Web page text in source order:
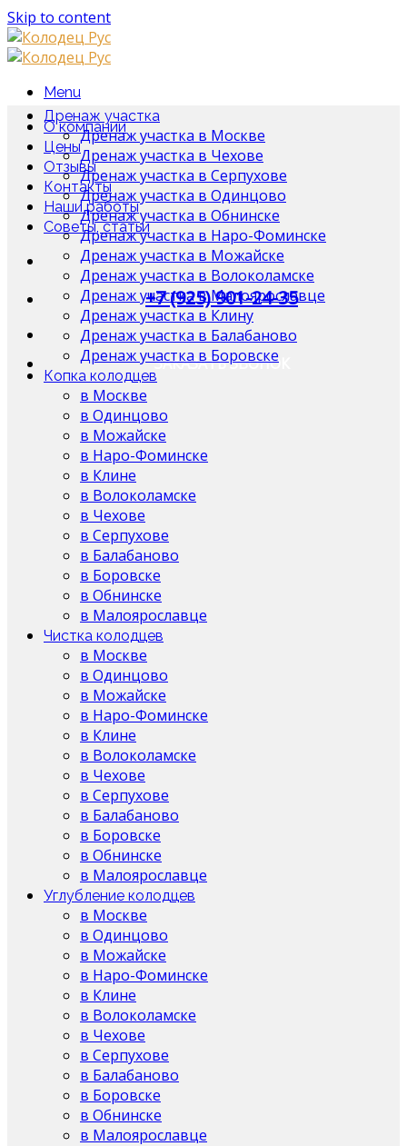
Skip to content
Menu
О компании
Цены
Отзывы
Контакты
Наши работы
Советы, статьи
+7 (925) 901-24-35
ЗАКАЗАТЬ ЗВОНОК
Дренаж участка
Дренаж участка в Москве
Дренаж участка в Чехове
Дренаж участка в Серпухове
Дренаж участка в Одинцово
Дренаж участка в Обнинске
Дренаж участка в Наро-Фоминске
Дренаж участка в Можайске
Дренаж участка в Волоколамске
Дренаж участка в Малоярославце
Дренаж участка в Клину
Дренаж участка в Балабаново
Дренаж участка в Боровске
Копка колодцев
в Москве
в Одинцово
в Можайске
в Наро-Фоминске
в Клине
в Волоколамске
в Чехове
в Серпухове
в Балабаново
в Боровске
в Обнинске
в Малоярославце
Чистка колодцев
в Москве
в Одинцово
в Можайске
в Наро-Фоминске
в Клине
в Волоколамске
в Чехове
в Серпухове
в Балабаново
в Боровске
в Обнинске
в Малоярославце
Углубление колодцев
в Москве
в Одинцово
в Можайске
в Наро-Фоминске
в Клине
в Волоколамске
в Чехове
в Серпухове
в Балабаново
в Боровске
в Обнинске
в Малоярославце